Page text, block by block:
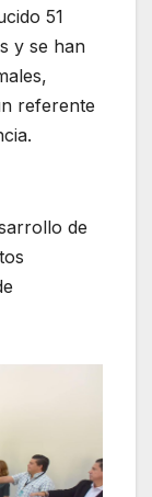
51
y se han
referente
de